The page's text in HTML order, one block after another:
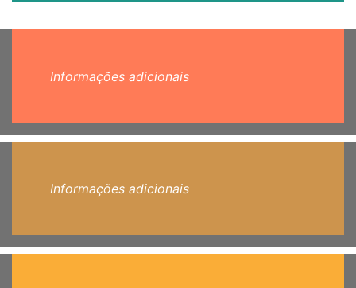
Informações adicionais
Informações adicionais